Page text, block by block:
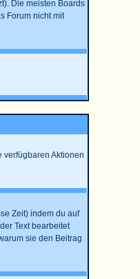
Die meisten Boards
Forum nicht mit
verfügbaren Aktionen
Zeit) indem du auf
Text bearbeitet
sie den Beitrag